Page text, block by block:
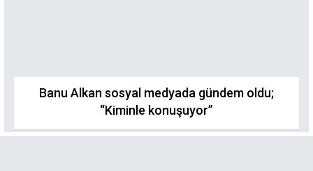
Banu Alkan sosyal medyada gündem oldu;
“Kiminle konuşuyor”